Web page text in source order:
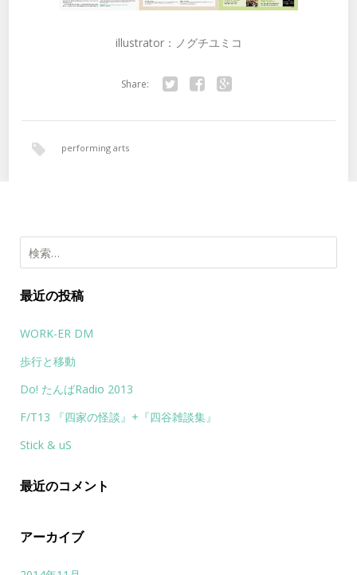
illustrator：ノグチユミコ
Share:
performing arts
検索:
最近の投稿
WORK-ER DM
歩行と移動
Do! たんばRadio 2013
F/T13 『四家の怪談』+『四谷雑談集』
Stick & uS
最近のコメント
アーカイブ